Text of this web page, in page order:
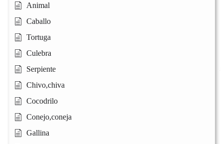
Animal
Caballo
Tortuga
Culebra
Serpiente
Chivo,chiva
Cocodrilo
Conejo,coneja
Gallina